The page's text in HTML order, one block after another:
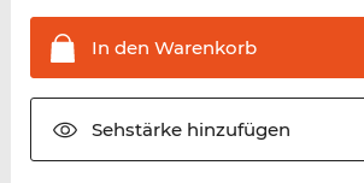
In den Warenkorb
Sehstärkehinzufügen